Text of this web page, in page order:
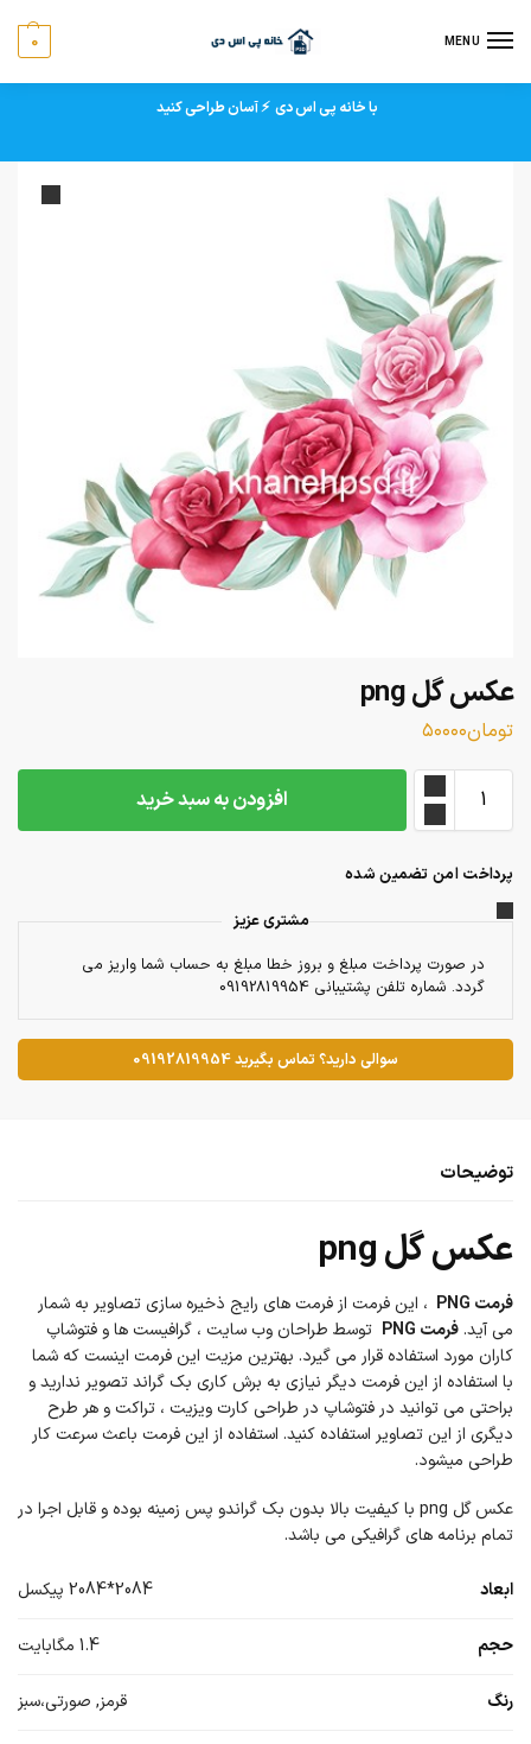
MENU
0
با خانه پی اس دی ⚡ آسان طراحی کنید
عکس گل png
تومان۵۰۰۰۰
افزودن به سبد خرید
پرداخت امن تضمین شده
مشتری عزیز
در صورت پرداخت مبلغ و بروز خطا مبلغ به حساب شما واریز می
گردد. شماره تلفن پشتیبانی 09192819954
سوالی دارید؟ تماس بگیرید 09192819954
توضیحات
عکس گل png
فرمت PNG
، این فرمت از فرمت های رایج ذخیره سازی تصاویر به شمار
می آید. فرمت PNG
توسط طراحان وب سایت ، گرافیست ها و فتوشاپ
کاران مورد استفاده قرار می گیرد. بهترین مزیت این فرمت اینست که شما
با استفاده از این فرمت دیگر نیازی به برش کاری بک گراند تصویر ندارید و
براحتی می توانید در فتوشاپ در طراحی کارت ویزیت ، تراکت و هر طرح
دیگری از این تصاویر استفاده کنید. استفاده از این فرمت باعث سرعت کار
طراحی میشود.
عکس گل png با کیفیت بالا بدون بک گراندو پس زمینه بوده و قابل اجرا در
تمام برنامه های گرافیکی می باشد.
ابعاد 2084*2084 پیکسل
حجم
رنگ قرمز, صورتی،سبز